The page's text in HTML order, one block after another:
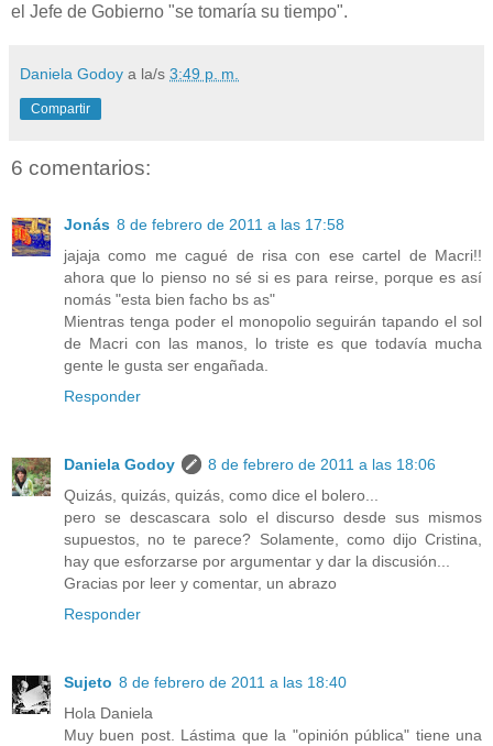
el Jefe de Gobierno "se tomaría su tiempo".
Daniela Godoy a la/s 3:49 p. m.
Compartir
6 comentarios:
Jonás 8 de febrero de 2011 a las 17:58
jajaja como me cagué de risa con ese cartel de Macri!!
ahora que lo pienso no sé si es para reirse, porque es así
nomás "esta bien facho bs as"
Mientras tenga poder el monopolio seguirán tapando el sol
de Macri con las manos, lo triste es que todavía mucha
gente le gusta ser engañada.
Responder
Daniela Godoy
8 de febrero de 2011 a las 18:06
Quizás, quizás, quizás, como dice el bolero...
pero se descascara solo el discurso desde sus mismos
supuestos, no te parece? Solamente, como dijo Cristina,
hay que esforzarse por argumentar y dar la discusión...
Gracias por leer y comentar, un abrazo
Responder
Sujeto 8 de febrero de 2011 a las 18:40
Hola Daniela
Muy buen post. Lástima que la "opinión pública" tiene una